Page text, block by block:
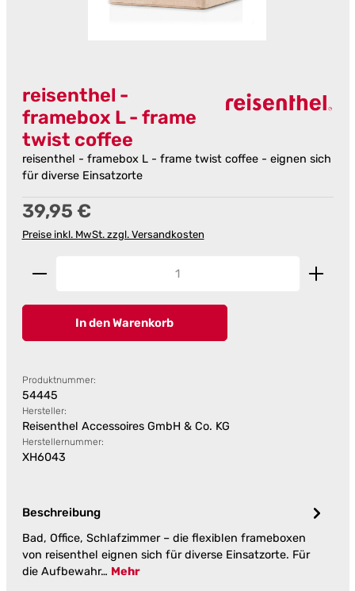
reisenthel -
framebox L - frame
twist coffee
reisenthel - framebox L - frame twist coffee - eignen sich
für diverse Einsatzorte
Regulärer Preis:
39,95 €
Preise inkl. MwSt. zzgl. Versandkosten
Produkt Anzahl: Gib den gewünschten Wert ein
In den Warenkorb
Produktnummer:
54445
Hersteller:
Reisenthel Accessoires GmbH & Co. KG
Herstellernummer:
XH6043
Beschreibung
Bad, Office, Schlafzimmer – die flexiblen frameboxen
von reisenthel eignen sich für diverse Einsatzorte. Für
die Aufbewahr… Mehr